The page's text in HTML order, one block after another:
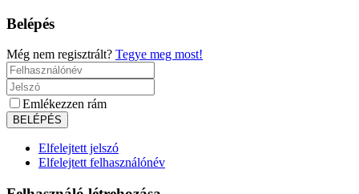
Belépés
Még nem regisztrált? Tegye meg most!
Emlékezzen rám
Elfelejtett jelszó
Elfelejtett felhasználónév